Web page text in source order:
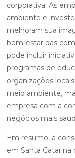
corporativa. As
ambiente e
melhoram sua
bem-estar das
pode incluir
programas de
organizações
meio ambiente,
empresa com a
negócios mais
Em resumo, a
em Santa